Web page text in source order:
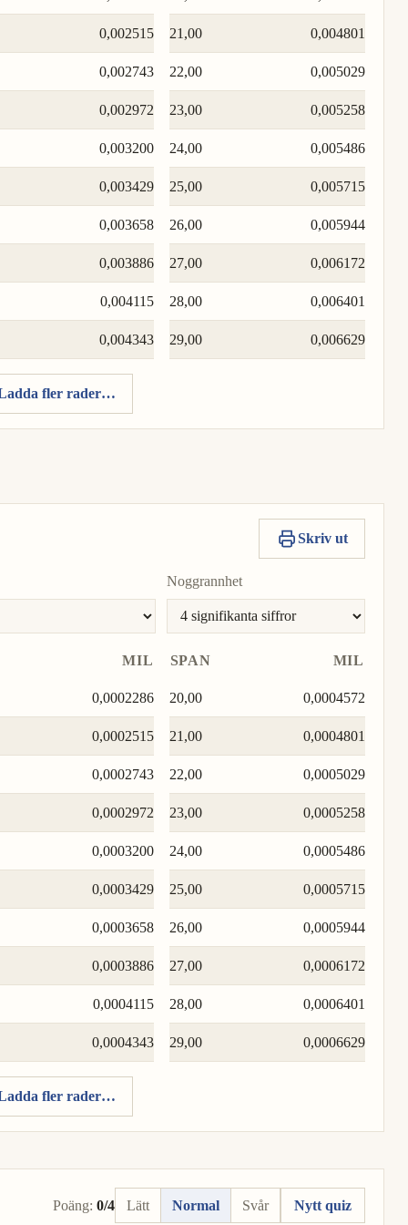
0,002515
0,002743
0,002972
0,003200
0,003429
0,003658
0,003886
0,004115
0,004343
21,00 0,004801
22,00 0,005029
23,00 0,005258
24,00 0,005486
25,00 0,005715
26,00 0,005944
27,00 0,006172
28,00 0,006401
29,00 0,006629
fler rader…
Skriv ut
Noggrannhet
MIL
0,0002286
0,0002515
0,0002743
0,0002972
0,0003200
0,0003429
0,0003658
0,0003886
0,0004115
0,0004343
SPAN MIL
20,00 0,0004572
21,00 0,0004801
22,00 0,0005029
23,00 0,0005258
24,00 0,0005486
25,00 0,0005715
26,00 0,0005944
27,00 0,0006172
28,00 0,0006401
29,00 0,0006629
fler rader…
Poäng: 0/4 Lätt Normal Svår Nytt quiz